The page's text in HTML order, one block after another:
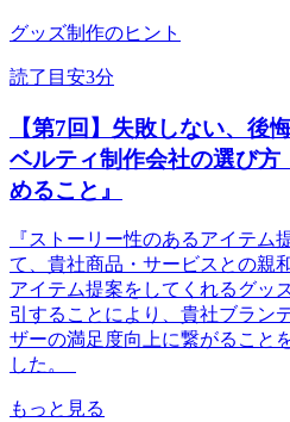
グッズ制作のヒント
読了目安3分
【第7回】失敗しない、後
ベルティ制作会社の選び方
めること』
『ストーリー性のあるアイテム
て、貴社商品・サービスとの親
アイテム提案をしてくれるグッ
引することにより、貴社ブラン
ザーの満足度向上に繋がること
した。
もっと見る